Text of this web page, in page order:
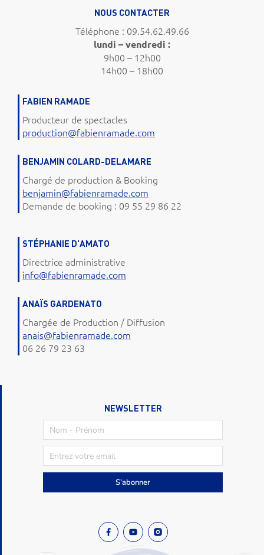
NOUS CONTACTER
Téléphone : 09.54.62.49.66
lundi – vendredi :
9h00 – 12h00
14h00 – 18h00
FABIEN RAMADE
Producteur de spectacles
production@fabienramade.com
BENJAMIN COLARD-DELAMARE
Chargé de production & Booking
benjamin@fabienramade.com
Demande de booking : 09 55 29 86 22
STÉPHANIE D'AMATO
Directrice administrative
info@fabienramade.com
ANAÏS GARDENATO
Chargée de Production / Diffusion
anais@fabienramade.com
06 26 79 23 63
NEWSLETTER
S'abonner